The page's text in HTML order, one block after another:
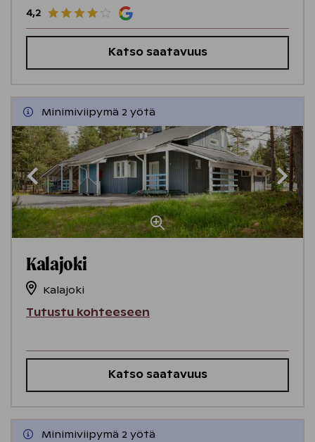
4,2
Katso saatavuus
Minimiviipymä 2 yötä
Kalajoki
Kalajoki
Tutustu kohteeseen
Katso saatavuus
Minimiviipymä 2 yötä